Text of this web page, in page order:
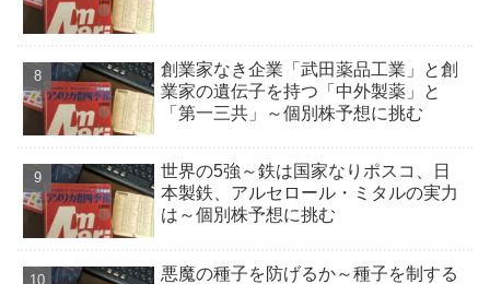
創業家なき企業「武田薬品工業」と創
業家の遺伝子を持つ「中外製薬」と
「第一三共」～個別株予想に挑む
世界の5強～鉄は国家なりポスコ、日
本製鉄、アルセロール・ミタルの実力
は～個別株予想に挑む
悪魔の種子を防げるか～種子を制する